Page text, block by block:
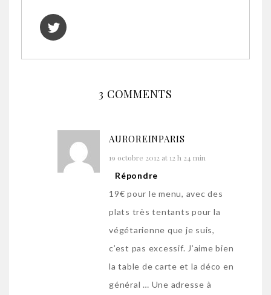
3 COMMENTS
AUROREINPARIS
19 octobre 2012 at 12 h 24 min
Répondre
19€ pour le menu, avec des
plats très tentants pour la
végétarienne que je suis,
c’est pas excessif. J’aime bien
la table de carte et la déco en
général … Une adresse à